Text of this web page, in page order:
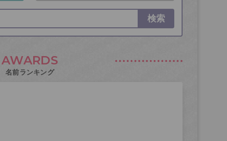
検索
AWARDS
名前ランキング